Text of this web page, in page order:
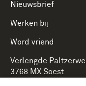
Nieuwsbrief
Werken bij
Word vriend
Verlengde
3768 MX Soest